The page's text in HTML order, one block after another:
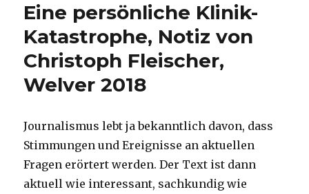
Eine persönliche Klinik-
Katastrophe, Notiz von
Christoph Fleischer,
Welver 2018
Journalismus lebt ja bekanntlich davon, dass
Stimmungen und Ereignisse an aktuellen
Fragen erörtert werden. Der Text ist dann
aktuell wie interessant, sachkundig wie